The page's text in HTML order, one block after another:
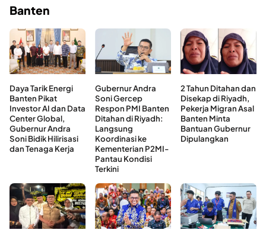
Banten
Daya Tarik Energi
Banten Pikat
Investor AI dan Data
Center Global,
Gubernur Andra
Soni Bidik Hilirisasi
dan Tenaga Kerja
Gubernur Andra
Soni Gercep
Respon PMI Banten
Ditahan di Riyadh:
Langsung
Koordinasi ke
Kementerian P2MI-
Pantau Kondisi
Terkini
2 Tahun Ditahan dan
Disekap di Riyadh,
Pekerja Migran Asal
Banten Minta
Bantuan Gubernur
Dipulangkan